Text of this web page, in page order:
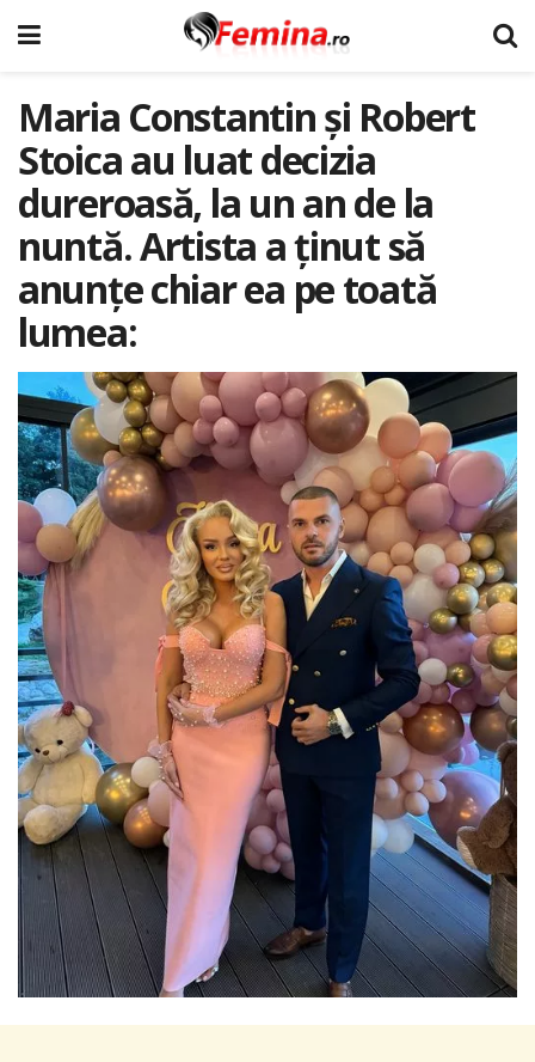
Maria Constantin și Robert
Stoica au luat decizia
dureroasă, la un an de la
nuntă. Artista a ținut să
anunțe chiar ea pe toată
lumea: